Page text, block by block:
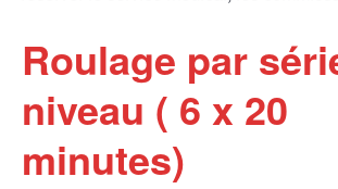
Roulage par
niveau ( 6 x 20
minutes)